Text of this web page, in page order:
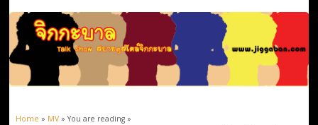
Home » MV» You are reading »